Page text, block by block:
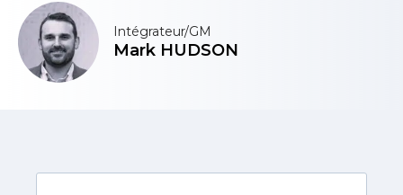
Intégrateur/GM
Mark HUDSON